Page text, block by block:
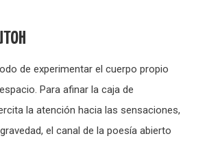
de experimentar el cuerpo propio
Para afinar la caja de
la atención hacia las sensaciones,
el canal de la poesía abierto